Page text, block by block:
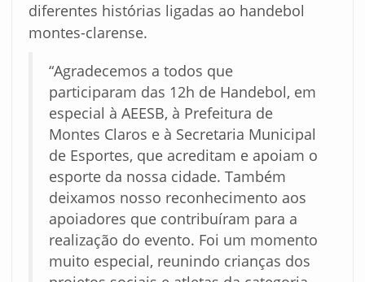
diferentes histórias ligadas ao handebol
montes-clarense.
“Agradecemos a todos que
participaram das 12h de Handebol, em
especial à AEESB, à Prefeitura de
Montes Claros e à Secretaria Municipal
de Esportes, que acreditam e apoiam o
esporte da nossa cidade. Também
deixamos nosso reconhecimento aos
apoiadores que contribuíram para a
realização do evento. Foi um momento
muito especial, reunindo crianças dos